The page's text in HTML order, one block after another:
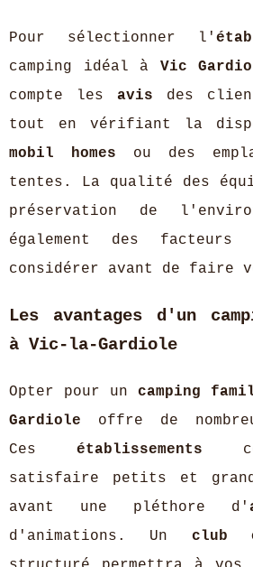
Pour sélectionner l'
camping idéal à Vic
compte lesavis des
tout en vérifiant la
mobil homes ou des
tentes. La qualité des
préservation de
également des facteurs
considérer avant de faire
Les avantages d'un
à Vic-la-Gardiole
Opter pour un camping
Gardiole offre de
Cesétablissements
satisfaire petits et
avant une pléthore d'
d'animations. Un club